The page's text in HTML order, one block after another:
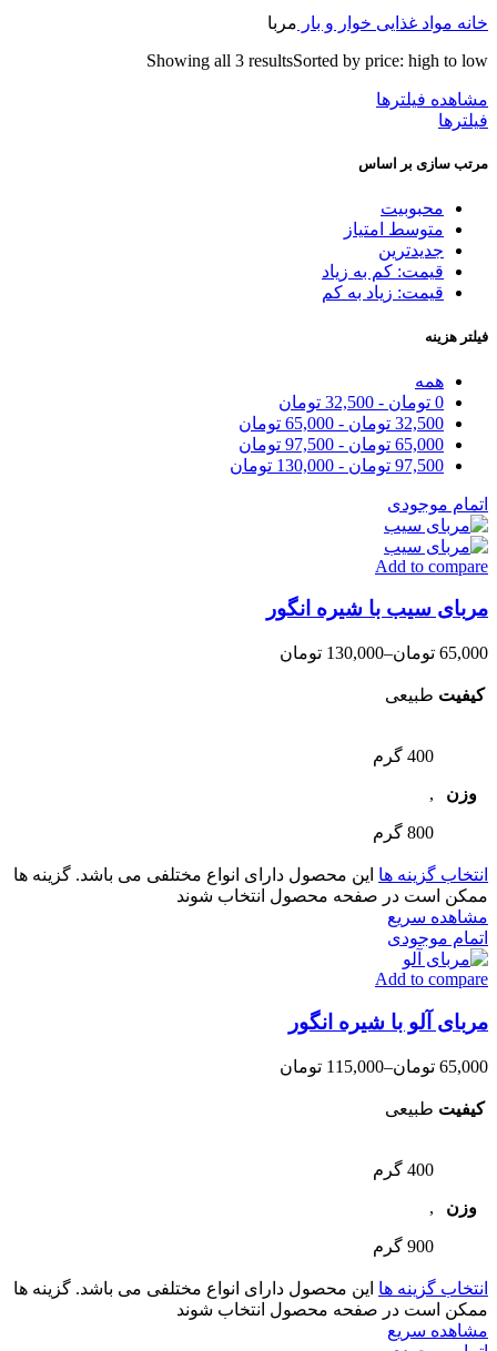
خانه مواد غذایی خوار و بار مربا
Showing all 3 resultsSorted by price: high to low
مشاهده فیلترها
فیلترها
مرتب سازی بر اساس
محبوبیت
متوسط امتیاز
جدیدترین
قیمت: کم به زیاد
قیمت: زیاد به کم
فیلتر هزینه
همه
0 تومان -
32,500 تومان
32,500 تومان -
65,000 تومان
65,000 تومان -
97,500 تومان
97,500 تومان -
130,000 تومان
اتمام موجودی
Add to compare
مربای سیب با شیره انگور
65,000 تومان–
130,000 تومان
کیفیت طبیعی
وزن
400 گرم
,
800 گرم
انتخاب گزینه ها این محصول دارای انواع مختلفی می باشد. گزینه ها
ممکن است در صفحه محصول انتخاب شوند
مشاهده سریع
اتمام موجودی
Add to compare
مربای آلو با شیره انگور
65,000 تومان–
115,000 تومان
کیفیت طبیعی
وزن
400 گرم
,
900 گرم
انتخاب گزینه ها این محصول دارای انواع مختلفی می باشد. گزینه ها
ممکن است در صفحه محصول انتخاب شوند
مشاهده سریع